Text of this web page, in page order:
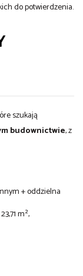
do potwierdzenia.
szukają
budownictwie, z
+ oddzielna
m²,